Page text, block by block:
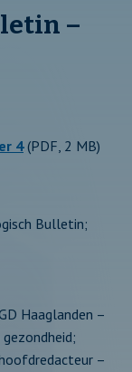
–
4(PDF, 2 MB)
Bulletin;
Haaglanden –
–